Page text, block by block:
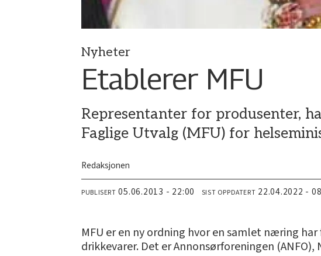
Nyheter
Etablerer MFU
Representanter for produsenter,
Faglige Utvalg (MFU) for
Redaksjonen
PUBLISERT 05.06.2013 - 22:00 SIST OPPDATERT 22.04.2022 -
MFU er en ny ordning hvor en samlet næring
drikkevarer. Det er Annonsørforeningen